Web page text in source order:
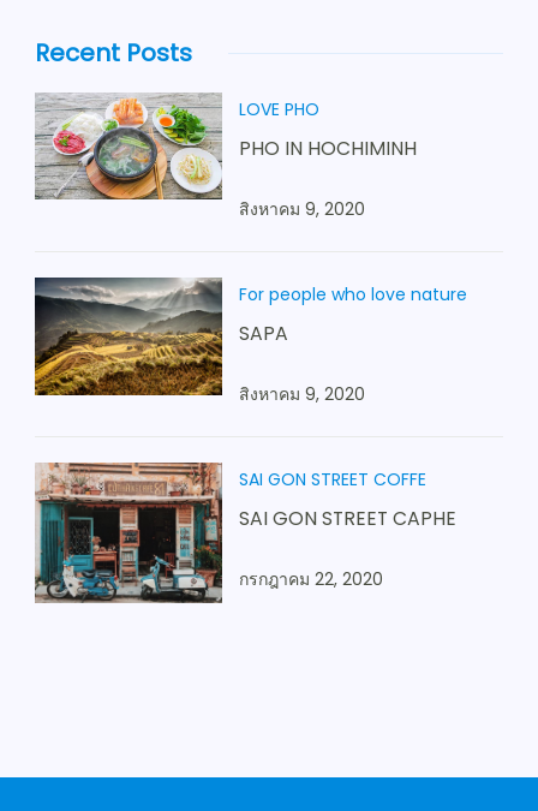
Recent Posts
LOVE PHO
PHO IN HOCHIMINH
สิงหาคม 9, 2020
For people who love nature
SAPA
สิงหาคม 9, 2020
SAI GON STREET COFFE
SAI GON STREET CAPHE
กรกฎาคม 22, 2020